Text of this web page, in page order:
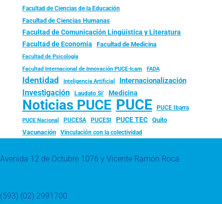
Facultad de Ciencias de la Educación
Facultad de Ciencias Humanas
Facultad de Comunicación Lingüística y Literatura
Facultad de Economía Facultad de Medicina
Facultad de Psicología
Facultad Internacional de Innovación PUCE-Icam FADA
Identidad Inteligencia Artificial Internacionalización
Investigación Laudato Si’ Medicina
Noticias PUCE PUCE PUCE Ibarra
PUCE Nacional PUCESA PUCESI PUCE TEC
Quito
Vacunación
Vinculación con la colectividad
Avenida 12 de Octubre 1076 y Vicente Ramón Roca
(593) (02) 2991700